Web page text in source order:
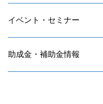
イベント・セミナー
助成金・補助金情報